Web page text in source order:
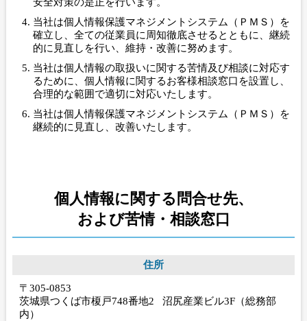
当社は個人情報保護マネジメントシステム（ＰＭＳ）を
確立し、全ての従業員に周知徹底させるとともに、継続
的に見直しを行い、維持・改善に努めます。
当社は個人情報の取扱いに関する苦情及び相談に対応す
るために、個人情報に関するお客様相談窓口を設置し、
合理的な範囲で適切に対応いたします。
当社は個人情報保護マネジメントシステム（ＰＭＳ）を
継続的に見直し、改善いたします。
個人情報に関する問合せ先、
および苦情・相談窓口
住所
〒305-0853
茨城県つくば市榎戸748番地2 沼尻産業ビル3F（総務部
内）